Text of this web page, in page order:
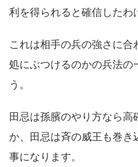
利を得られると確信したわ
これは相手の兵の強さに
処にぶつけるのかの兵法の
う。
田忌は孫臏のやり方なら
か、田忌は斉の威王も巻
事になります。